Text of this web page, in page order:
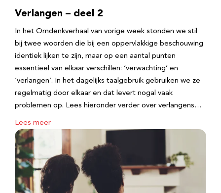
Verlangen – deel 2
In het Omdenkverhaal van vorige week stonden we stil
bij twee woorden die bij een oppervlakkige beschouwing
identiek lijken te zijn, maar op een aantal punten
essentieel van elkaar verschillen: ‘verwachting’ en
‘verlangen’. In het dagelijks taalgebruik gebruiken we ze
regelmatig door elkaar en dat levert nogal vaak
problemen op. Lees hieronder verder over verlangens…
Lees meer